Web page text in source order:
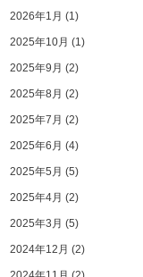
2026年1月 (1)
2025年10月 (1)
2025年9月 (2)
2025年8月 (2)
2025年7月 (2)
2025年6月 (4)
2025年5月 (5)
2025年4月 (2)
2025年3月 (5)
2024年12月 (2)